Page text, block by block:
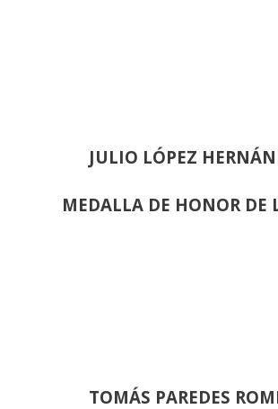
JULIO LÓPEZ
MEDALLA DE HONOR DE
TOMÁS PAREDES